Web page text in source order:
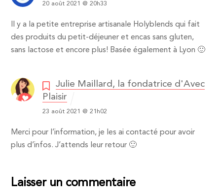
20 août 2021 @ 20h33
Il y a la petite entreprise artisanale Holyblends qui fait
des produits du petit-déjeuner et encas sans gluten,
sans lactose et encore plus! Basée également à Lyon 🙂
Julie Maillard, la fondatrice d'Avec
Plaisir
23 août 2021 @ 21h02
Merci pour l’information, je les ai contacté pour avoir
plus d’infos. J’attends leur retour 🙂
Laisser un commentaire